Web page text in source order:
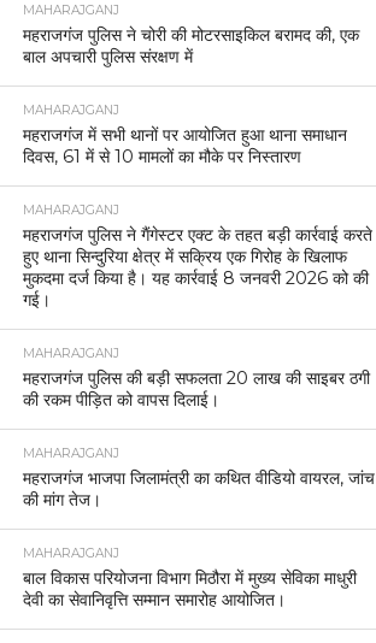
MAHARAJGANJ
महराजगंज पुलिस ने चोरी की मोटरसाइकिल बरामद की, एक
बाल अपचारी पुलिस संरक्षण में
MAHARAJGANJ
महराजगंज में सभी थानों पर आयोजित हुआ थाना समाधान
दिवस, 61 में से 10 मामलों का मौके पर निस्तारण
MAHARAJGANJ
महराजगंज पुलिस ने गैंगेस्टर एक्ट के तहत बड़ी कार्रवाई करते
हुए थाना सिन्दुरिया क्षेत्र में सक्रिय एक गिरोह के खिलाफ
मुकदमा दर्ज किया है। यह कार्रवाई 8 जनवरी 2026 को की
गई।
MAHARAJGANJ
महराजगंज पुलिस की बड़ी सफलता 20 लाख की साइबर ठगी
की रकम पीड़ित को वापस दिलाई।
MAHARAJGANJ
महराजगंज भाजपा जिलामंत्री का कथित वीडियो वायरल, जांच
की मांग तेज।
MAHARAJGANJ
बाल विकास परियोजना विभाग मिठौरा में मुख्य सेविका माधुरी
देवी का सेवानिवृत्ति सम्मान समारोह आयोजित।